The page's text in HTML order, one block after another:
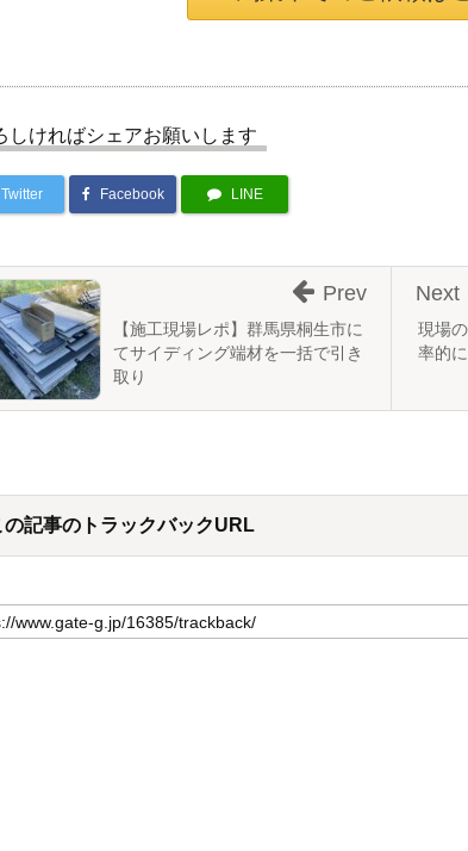
しければシェアお願いします
Twitter Facebook LINE
現場
率的
Next
【施工現場レポ】群馬県桐生市に
てサイディング端材を一括で引き
取り
Prev
の記事のトラックバックURL